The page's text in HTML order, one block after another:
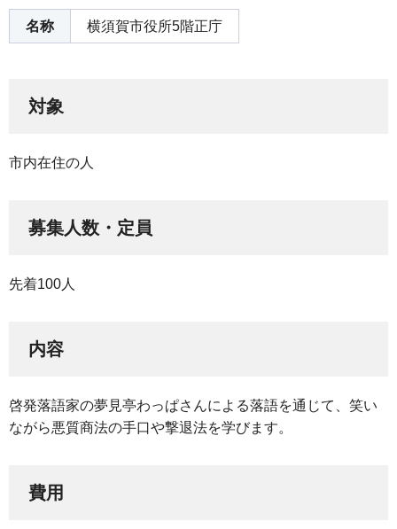
名称 横須賀市役所5階正庁
対象
市内在住の人
募集人数・定員
先着100人
内容
啓発落語家の夢見亭わっぱさんによる落語を通じて、笑い
ながら悪質商法の手口や撃退法を学びます。
費用